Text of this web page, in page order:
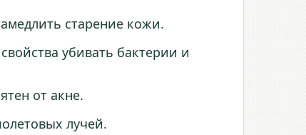
старение кожи.
убивать бактерии и
от акне.
лучей.